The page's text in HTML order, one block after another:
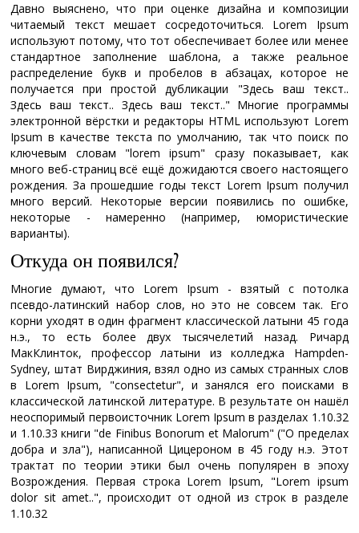
Давно выяснено, что при оценке дизайна и композиции
читаемый текст мешает сосредоточиться. Lorem Ipsum
используют потому, что тот обеспечивает более или менее
стандартное заполнение шаблона, а также реальное
распределение букв и пробелов в абзацах, которое не
получается при простой дубликации "Здесь ваш текст..
Здесь ваш текст.. Здесь ваш текст.." Многие программы
электронной вёрстки и редакторы HTML используют Lorem
Ipsum в качестве текста по умолчанию, так что поиск по
ключевым словам "lorem ipsum" сразу показывает, как
много веб-страниц всё ещё дожидаются своего настоящего
рождения. За прошедшие годы текст Lorem Ipsum получил
много версий. Некоторые версии появились по ошибке,
некоторые - намеренно (например, юмористические
варианты).
Откуда он появился?
Многие думают, что Lorem Ipsum - взятый с потолка
псевдо-латинский набор слов, но это не совсем так. Его
корни уходят в один фрагмент классической латыни 45 года
н.э., то есть более двух тысячелетий назад. Ричард
МакКлинток, профессор латыни из колледжа Hampden-
Sydney, штат Вирджиния, взял одно из самых странных слов
в Lorem Ipsum, "consectetur", и занялся его поисками в
классической латинской литературе. В результате он нашёл
неоспоримый первоисточник Lorem Ipsum в разделах 1.10.32
и 1.10.33 книги "de Finibus Bonorum et Malorum" ("О пределах
добра и зла"), написанной Цицероном в 45 году н.э. Этот
трактат по теории этики был очень популярен в эпоху
Возрождения. Первая строка Lorem Ipsum, "Lorem ipsum
dolor sit amet..", происходит от одной из строк в разделе
1.10.32